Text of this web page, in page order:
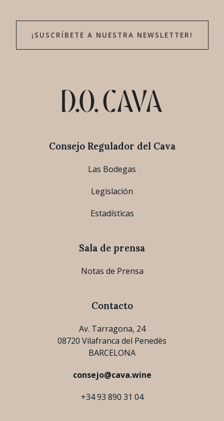
¡SUSCRÍBETE A NUESTRA NEWSLETTER!
Consejo Regulador del Cava
Las Bodegas
Legislación
Estadísticas
Sala de prensa
Notas de Prensa
Contacto
Av. Tarragona, 24
08720 Vilafranca del Penedès
BARCELONA
consejo@cava.wine
+34 93 890 31 04